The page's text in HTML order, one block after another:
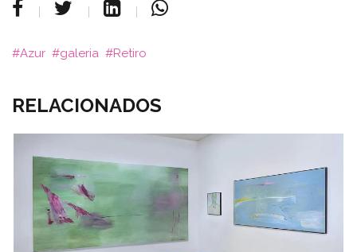
Azur galeria Retiro
RELACIONADOS